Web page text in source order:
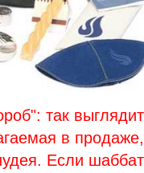
так выглядит
в продаже,
Если шаббат